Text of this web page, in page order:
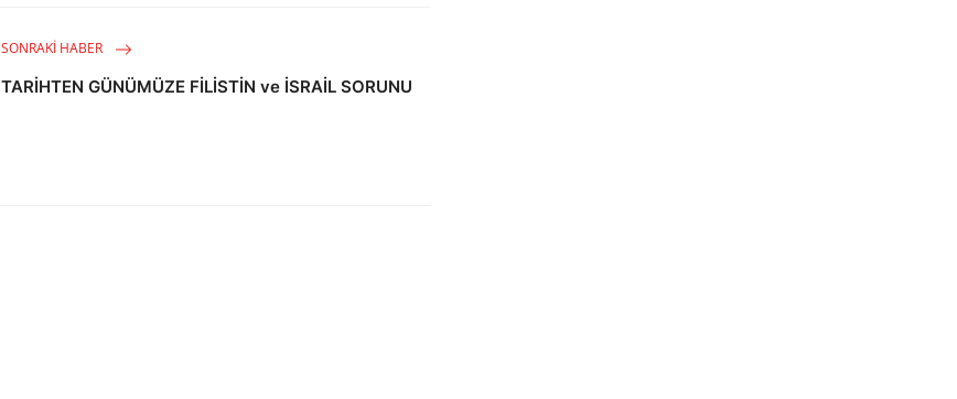
SONRAKI HABER
TARİHTEN GÜNÜMÜZE FİLİSTİN ve İSRAİL SORUNU